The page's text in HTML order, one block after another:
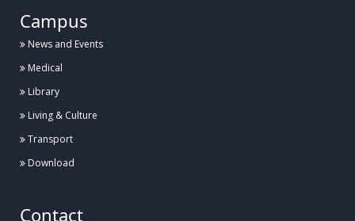
Campus
News and Events
Medical
Library
Living & Culture
Transport
Download
Contact